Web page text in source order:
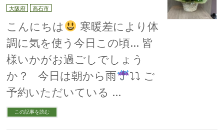
大阪府 高石市
こんにちは
寒暖差により体
調に気を使う今日この頃… 皆
様いかがお過ごしでしょう
か？ 今日は朝から雨
⤵︎⤵︎ ご
予約いただいている …
この記事を読む